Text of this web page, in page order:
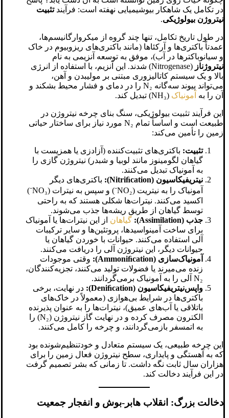
در تکامل یک شاهکار بیوشیمیایی نهفته است: فرآیندتثبیت
نیتروژن بیولوژیکی.
در طول تاریخ تکامل، تنها چند گروه از میکروارگانیسم‌ها،
عمدتاً باکتری‌ها و آرکئاها (مانند باکتری‌های ریزوبیوم در خاک
و سیانوباکترها در آب)، موفق به توسعه آنزیمی به نام
نیتروژناز
(Nitrogenase) شدند. این آنزیم، با استفاده از انرژی
بالا و یک سیستم کاتالیزوری مبتنی بر مولیبدن و آهن،
می‌تواند پیوند سه‌گانه N₂ را در دمای و فشار محیط بشکند و
آن را به آمونیاک (NH₃) تبدیل کند.
این فرآیند تثبیت بیولوژیکی، سنگ بنای چرخه نیتروژن در
طبیعت است و اساساً تمام N₂ مورد نیاز برای ساختار حیاتی
زمین را تأمین می‌کند:
تثبیت: باکتری‌های تثبیت‌کننده (آزادزی یا همزیست با
گیاهان لگومینوز مانند لوبیا و شبدر) نیتروژن گازی را
به آمونیاک تبدیل می‌کنند.
نیتریفیکاسیون (Nitriﬁcation):
باکتری‌های دیگر
آمونیاک را به نیتریت (NO₂⁻) و سپس به نیترات (NO₃⁻)
اکسید می‌کنند. نیترات‌ها شکلی هستند که به راحتی
توسط گیاهان از طریق ریشه‌ها جذب می‌شوند.
جذب (Assimilation):
گیاهان از این نیترات‌ها یا آمونیاک
برای ساخت آمینواسیدها، پروتئین‌ها و سایر ترکیبات
آلی استفاده می‌کنند. حیوانات با خوردن گیاهان یا
حیوانات دیگر، این نیتروژن آلی را دریافت می‌کنند.
آمونیاک‌سازی (Ammoniﬁcation):
وقتی موجودات
زنده می‌میرند یا فضولات تولید می‌کنند، تجزیه‌کنندگان،
N₂ آلی را به آمونیاک برمی‌گردانند.
واپس‌نیتریفیکاسیون (Deniﬁcation):
در نهایت، برخی
باکتری‌ها در شرایط بی‌هوازی (معمولاً در خاک‌های
باتلاقی یا آب‌های عمیق)، نیترات‌ها را به عنوان پذیرنده
الکترون مصرف کرده و در نهایت گاز نیتروژن (N₂) را
به اتمسفر بازمی‌گردانند، و چرخه را کامل می‌کنند.
این چرخه طبیعی، یک سیستم متعادل و خودتنظیم‌شونده بود
که به آهستگی و پایداری، سطح نیتروژن فعال زمین را برای
هزاران سال ثابت نگه داشت. تا زمانی که بشر تصمیم گرفت
در این فرآیند دخالت کند.
دخالت بزرگ: انقلاب هابر-بوش و انفجار جمعیت